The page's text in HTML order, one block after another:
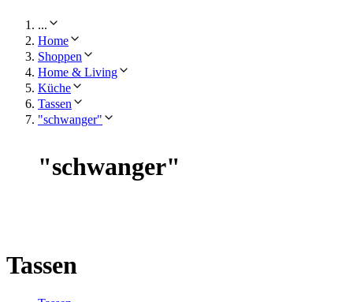
...
Home
Shoppen
Home & Living
Küche
Tassen
"schwanger"
"schwanger"
Tassen